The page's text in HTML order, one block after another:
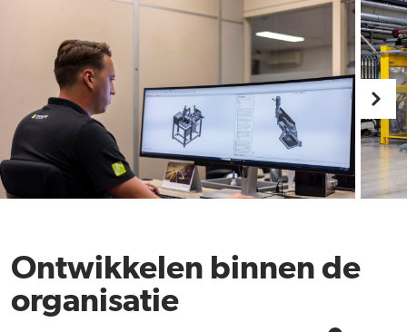
Ontwikkelen binnen de
organisatie